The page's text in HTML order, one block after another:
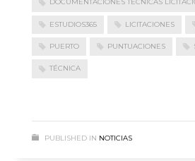
DOCUMENTACIONES TECNICAS
ESTUDIOS365 LICITACIONES
PUERTO PUNTUACIONES
TÉCNICA
PUBLISHED IN NOTICIAS